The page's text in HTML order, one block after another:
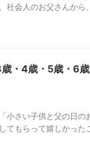
社会人のお父さんから
・4歳・5歳・6
小さい子供と父の日の
もらって嬉しかった